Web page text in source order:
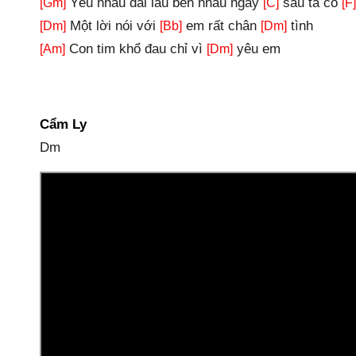
[Dm] Một lời nói với [Bb] em rất chân [Dm] tình
[Am] Con tim khổ đau chỉ vì [Dm] yêu em
Cẩm Ly
Dm